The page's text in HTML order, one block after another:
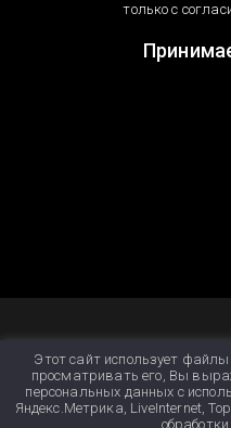
только с
Этот сайт использует
просматривать его, Вы
персональных данных с
Яндекс.Метрика, LiveInternet,